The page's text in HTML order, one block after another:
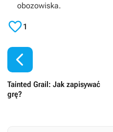
obozowiska.
1

Tainted Grail: Jak zapisywać
grę?